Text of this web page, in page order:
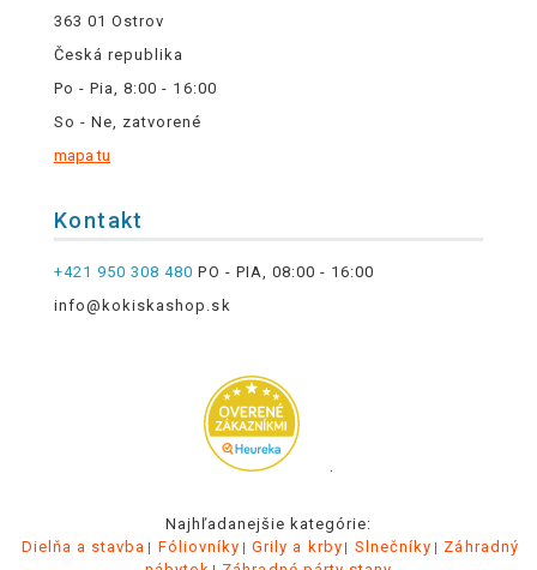
363 01 Ostrov
Česká republika
Po - Pia, 8:00 - 16:00
So - Ne, zatvorené
mapa tu
Kontakt
+421 950 308 480 PO - PIA, 08:00 - 16:00
info@kokiskashop.sk
.
Najhľadanejšie kategórie:
Dielňa a stavba
Fóliovníky Grily a krby Slnečníky
Záhradný